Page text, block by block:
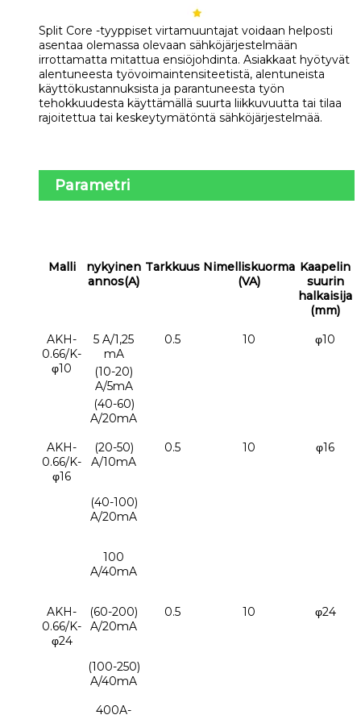
Split Core -tyyppiset virtamuuntajat voidaan helposti
asentaa olemassa olevaan sähköjärjestelmään
irrottamatta mitattua ensiöjohdinta. Asiakkaat hyötyvät
alentuneesta työvoimaintensiteetistä, alentuneista
käyttökustannuksista ja parantuneesta työn
tehokkuudesta käyttämällä suurta liikkuvuutta tai tilaa
rajoitettua tai keskeytymätöntä sähköjärjestelmää.
Parametri
Malli
nykyinen
annos(A)
Tarkkuus Nimelliskuorma
(VA)
Kaapelin
suurin
halkaisija
(mm)
AKH-
0.66/K-
φ10
5 A/1,25
mA
0.5 10 φ10
(10-20)
A/5mA
(40-60)
A/20mA
AKH-
0.66/K-
φ16
(20-50)
A/10mA
0.5 10 φ16
(40-100)
A/20mA
100
A/40mA
AKH-
0.66/K-
φ24
(60-200)
A/20mA
0.5 10 φ24
(100-250)
A/40mA
400A-